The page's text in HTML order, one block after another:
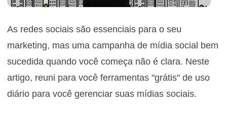
As redes sociais são essenciais para o seu
marketing, mas uma campanha de mídia social bem
sucedida quando você começa não é clara. Neste
artigo, reuni para você ferramentas "grátis" de uso
diário para você gerenciar suas mídias sociais.